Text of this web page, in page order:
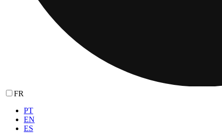
FR
PT
EN
ES